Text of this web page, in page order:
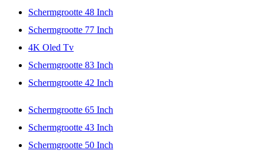
Schermgrootte 48 Inch
Schermgrootte 77 Inch
4K Oled Tv
Schermgrootte 83 Inch
Schermgrootte 42 Inch
Schermgrootte 65 Inch
Schermgrootte 43 Inch
Schermgrootte 50 Inch